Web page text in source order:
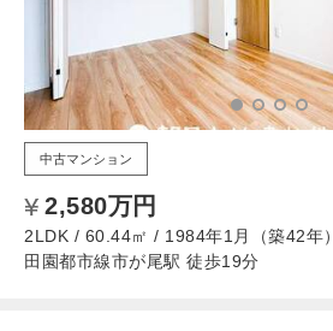
中古マンション
2,580万円
2LDK / 60.44㎡ / 1984年1月（築42年）
田園都市線市が尾駅 徒歩19分